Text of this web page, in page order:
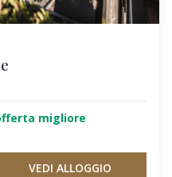
migliore
VEDI ALLOGGIO